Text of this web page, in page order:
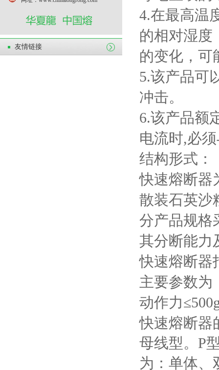
友情链接
4.在最高温
的相对湿度
的变化，可
5.该产品可
冲击。
6.该产品额
电流时,必
结构形式：
快速熔断器
散装石英沙
分产品规格
其分断能力
快速熔断器
主要参数为
动作力≤
快速熔断器
母线型。 P
为：单体、